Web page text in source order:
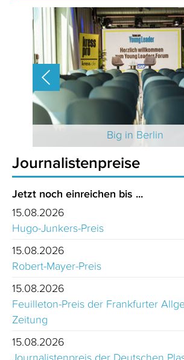
Big in Berlin
Journalistenpreise
Jetzt noch einreichen bis ...
15.08.2026
Hugo-Junkers-Preis
15.08.2026
Robert-Mayer-Preis
15.08.2026
Feuilleton-Preis der Frankfurter
Zeitung
15.08.2026
Journalistenpreis der Deutschen